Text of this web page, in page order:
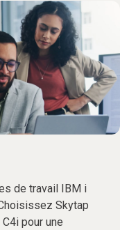
de travail IBM i
Skytap
pour une